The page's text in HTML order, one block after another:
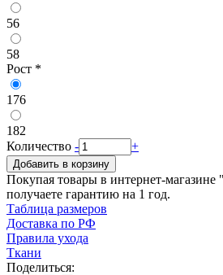
56
58
Рост *
176
182
Количество - +
Добавить в корзину
Покупая товары в интернет-
получаете гарантию на 1 год.
Таблица размеров
Доставка по РФ
Правила ухода
Ткани
Поделиться: